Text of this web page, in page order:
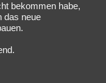
bekommen habe,
das neue